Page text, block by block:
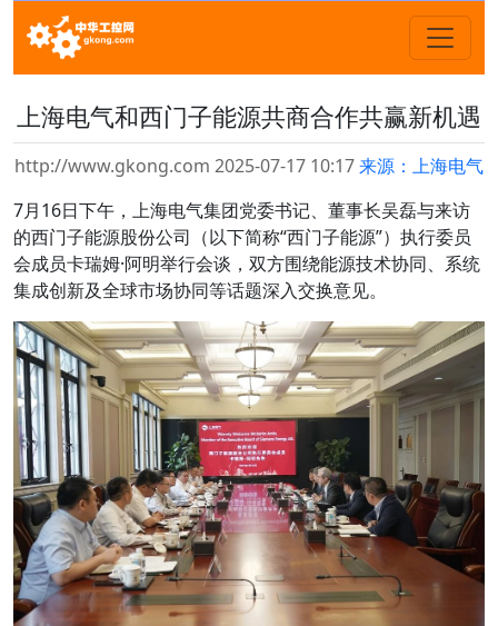
上海电气和西门子能源共商合作共赢新机遇
http://www.gkong.com 2025-07-17 10:17来源：上海电气
7月16日下午，上海电气集团党委书记、董事长吴磊与来访
的西门子能源股份公司（以下简称“西门子能源”）执行委员
会成员卡瑞姆·阿明举行会谈，双方围绕能源技术协同、系统
集成创新及全球市场协同等话题深入交换意见。